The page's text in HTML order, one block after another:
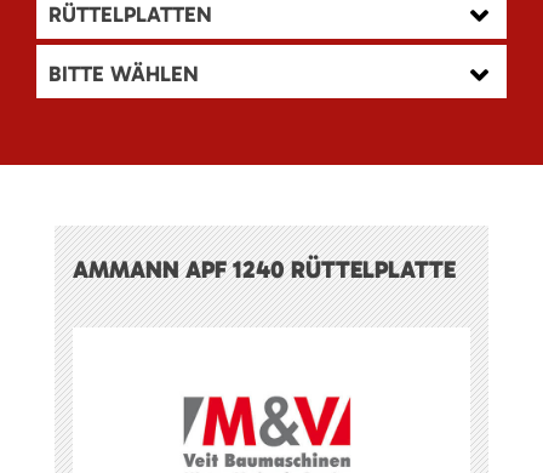
RÜTTELPLATTEN
BITTE WÄHLEN
AMMANN APF 1240 RÜTTELPLATTE